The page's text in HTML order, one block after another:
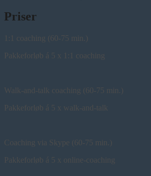
Priser
1:1 coaching (60-75
Pakkeforløb á 5 x 1:1
Walk-and-talk coaching (60-75
Pakkeforløb á 5 x walk-and-
Coaching via Skype (60-75
Pakkeforløb á 5 x online-